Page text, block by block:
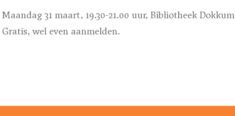
Maandag 31 maart, 19.30-21.00 uur, Bibliotheek Dokkum
Gratis, wel even aanmelden.